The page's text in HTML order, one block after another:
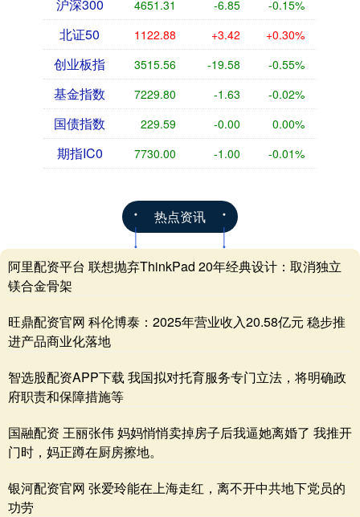
沪深300 4651.31 -6.85 -0.15%
北证50 1122.88 +3.42 +0.30%
创业板指 3515.56 -19.58 -0.55%
基金指数 7229.80 -1.63 -0.02%
国债指数 229.59 -0.00 0.00%
期指IC0 7730.00 -1.00 -0.01%
热点资讯
阿里配资平台 联想抛弃ThinkPad 20年经典设计：取消独立
镁合金骨架
旺鼎配资官网 科伦博泰：2025年营业收入20.58亿元 稳步推
进产品商业化落地
智选股配资APP下载 我国拟对托育服务专门立法，将明确政
府职责和保障措施等
国融配资 王丽张伟 妈妈悄悄卖掉房子后我逼她离婚了 我推开
门时，妈正蹲在厨房擦地。
银河配资官网 张爱玲能在上海走红，离不开中共地下党员的
功劳